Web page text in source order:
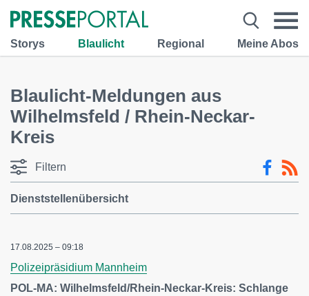
Storys Blaulicht Regional Meine Abos
Blaulicht-Meldungen aus
Wilhelmsfeld / Rhein-Neckar-
Kreis
Filtern
Dienststellenübersicht
17.08.2025 – 09:18
Polizeipräsidium Mannheim
POL-MA: Wilhelmsfeld/Rhein-Neckar-Kreis: Schlange